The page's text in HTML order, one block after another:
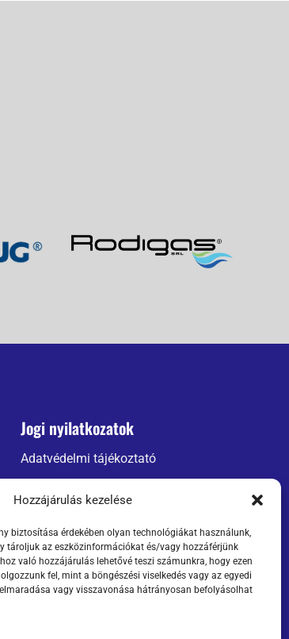
Hozzájárulás kezelése
biztosítása érdekében olyan technológiákat használunk,
tároljuk az eszközinformációkat és/vagy hozzáférjünk
való hozzájárulás lehetővé teszi számunkra, hogy ezen
fel, mint a böngészési viselkedés vagy az egyedi
vagy visszavonása hátrányosan befolyásolhat
Jogi nyilatkozatok
Adatvédelmi tájékoztató
ÁSZF
Szállítási információk